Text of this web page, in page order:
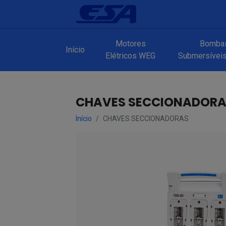
Início
Motores
Elétricos WEG
CHAVES
Início CHAVES SECCIONADORAS